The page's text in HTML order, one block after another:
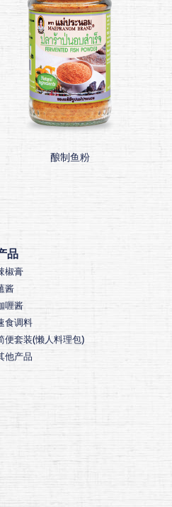
酿制鱼粉
品
椒膏
酱
喱酱
食调料
便套装(懒人料理包)
他产品